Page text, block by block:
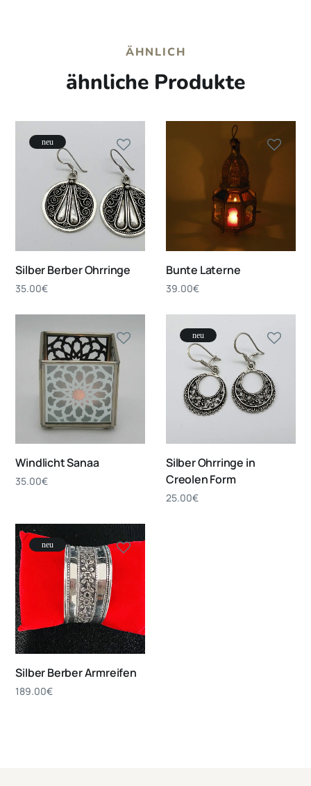
ÄHNLICH
ähnliche Produkte
neu
Silber Berber Ohrringe
35.00€
Bunte Laterne
39.00€
Windlicht Sanaa
35.00€
neu
Silber Ohrringe in
Creolen Form
25.00€
neu
Silber Berber Armreifen
189.00€